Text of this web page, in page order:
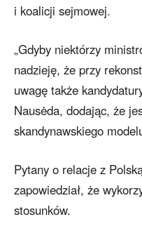
i koalicji sejmowej.
„Gdyby niektórzy
nadzieję, że przy
uwagę także
Nausėda, dodając, że
skandynawskiego
Pytany o relacje z
zapowiedział, że
stosunków.